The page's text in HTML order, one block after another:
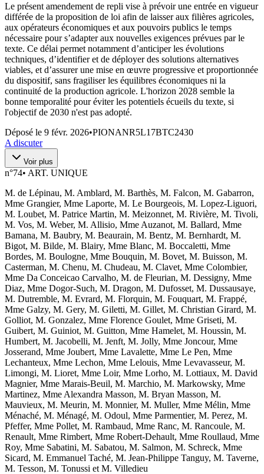
Le présent amendement de repli vise à prévoir une entrée en vigueur
différée de la proposition de loi afin de laisser aux filières agricoles,
aux opérateurs économiques et aux pouvoirs publics le temps
nécessaire pour s’adapter aux nouvelles exigences prévues par le
texte. Ce délai permet notamment d’anticiper les évolutions
techniques, d’identifier et de déployer des solutions alternatives
viables, et d’assurer une mise en œuvre progressive et proportionnée
du dispositif, sans fragiliser les équilibres économiques ni la
continuité de la production agricole. L'horizon 2028 semble la
bonne temporalité pour éviter les potentiels écueils du texte, si
l'objectif de 2030 n'est pas adopté.
Déposé le 9 févr. 2026•PIONANR5L17BTC2430
A discuter
Voir plus
n°74• ART. UNIQUE
M. de Lépinau, M. Amblard, M. Barthès, M. Falcon, M. Gabarron,
Mme Grangier, Mme Laporte, M. Le Bourgeois, M. Lopez-Liguori,
M. Loubet, M. Patrice Martin, M. Meizonnet, M. Rivière, M. Tivoli,
M. Vos, M. Weber, M. Allisio, Mme Auzanot, M. Ballard, Mme
Bamana, M. Baubry, M. Beaurain, M. Bentz, M. Bernhardt, M.
Bigot, M. Bilde, M. Blairy, Mme Blanc, M. Boccaletti, Mme
Bordes, M. Boulogne, Mme Bouquin, M. Bovet, M. Buisson, M.
Casterman, M. Chenu, M. Chudeau, M. Clavet, Mme Colombier,
Mme Da Conceicao Carvalho, M. de Fleurian, M. Dessigny, Mme
Diaz, Mme Dogor-Such, M. Dragon, M. Dufosset, M. Dussausaye,
M. Dutremble, M. Evrard, M. Florquin, M. Fouquart, M. Frappé,
Mme Galzy, M. Gery, M. Giletti, M. Gillet, M. Christian Girard, M.
Golliot, M. Gonzalez, Mme Florence Goulet, Mme Griseti, M.
Guibert, M. Guiniot, M. Guitton, Mme Hamelet, M. Houssin, M.
Humbert, M. Jacobelli, M. Jenft, M. Jolly, Mme Joncour, Mme
Josserand, Mme Joubert, Mme Lavalette, Mme Le Pen, Mme
Lechanteux, Mme Lechon, Mme Lelouis, Mme Levavasseur, M.
Limongi, M. Lioret, Mme Loir, Mme Lorho, M. Lottiaux, M. David
Magnier, Mme Marais-Beuil, M. Marchio, M. Markowsky, Mme
Martinez, Mme Alexandra Masson, M. Bryan Masson, M.
Mauvieux, M. Meurin, M. Monnier, M. Muller, Mme Mélin, Mme
Ménaché, M. Ménagé, M. Odoul, Mme Parmentier, M. Perez, M.
Pfeffer, Mme Pollet, M. Rambaud, Mme Ranc, M. Rancoule, M.
Renault, Mme Rimbert, Mme Robert-Dehault, Mme Roullaud, Mme
Roy, Mme Sabatini, M. Sabatou, M. Salmon, M. Schreck, Mme
Sicard, M. Emmanuel Taché, M. Jean-Philippe Tanguy, M. Taverne,
M. Tesson, M. Tonussi et M. Villedieu